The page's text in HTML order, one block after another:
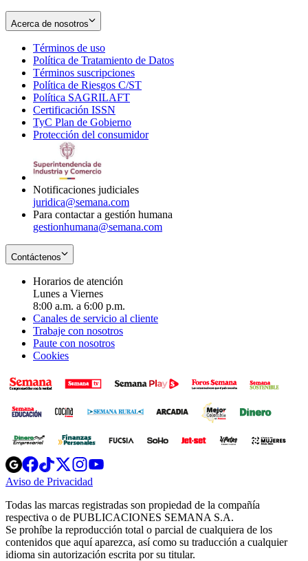
Acerca de nosotros
Términos de uso
in
new
window
Política de Tratamiento de Datos
Términos suscripciones
in
Política de Riesgos C/ST
Política SAGRILAFT
new
window
Certificación ISSN
in
new
TyC Plan de Gobierno
in
Protección del consumidorOpens
Notificaciones judiciales
juridica@semana.com
Para contactar a gestión humana
gestionhumana@semana.com
Contáctenos
Horarios de atención
Lunes a Viernes
8:00 a.m. a 6:00 p.m.
Canales de servicio al cliente
Trabaje con nosotros
Paute con nosotros
Cookies
Opens
in
new
Opens
in
new
Opens
in
new
window
Opens
new
windowwindow
Aviso de Privacidad
new
window
Todas las marcas registradas son propiedad de la compañía
respectiva o de PUBLICACIONES SEMANA S.A.
Se prohíbe la reproducción total o parcial de cualquiera de los
contenidos que aquí aparezca, así como su traducción a cualquier
idioma sin autorización escrita por su titular.